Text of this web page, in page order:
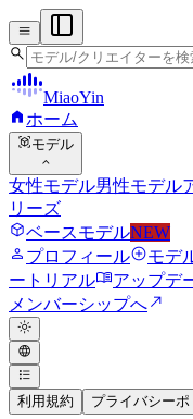
menu
search
MiaoYin
home ホーム
view_in_arモデル
expand_more
女性モデル男性モデル
リーズ
deployed_codeベースモデルNEW
person プロフィールadd_circleモデ
ートリアルmenu_bookアップデ
メンバーシップへnorth_east
light_mode
language
format_list_bulleted
利用規約 プライバシーポ